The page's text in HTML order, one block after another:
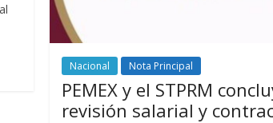
Nacional Nota Principal
PEMEX y el STPRM
revisión salarial y